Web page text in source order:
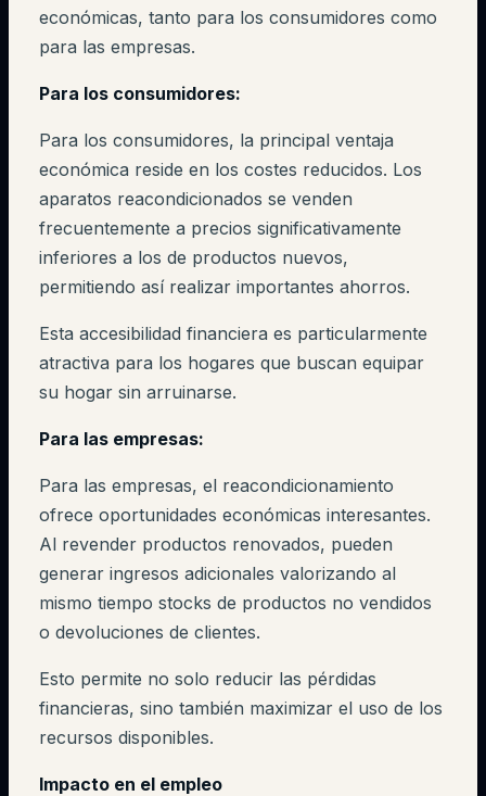
económicas, tanto para los consumidores como
para las empresas.
Para los consumidores:
Para los consumidores, la principal ventaja
económica reside en los costes reducidos. Los
aparatos reacondicionados se venden
frecuentemente a precios significativamente
inferiores a los de productos nuevos,
permitiendo así realizar importantes ahorros.
Esta accesibilidad financiera es particularmente
atractiva para los hogares que buscan equipar
su hogar sin arruinarse.
Para las empresas:
Para las empresas, el reacondicionamiento
ofrece oportunidades económicas interesantes.
Al revender productos renovados, pueden
generar ingresos adicionales valorizando al
mismo tiempo stocks de productos no vendidos
o devoluciones de clientes.
Esto permite no solo reducir las pérdidas
financieras, sino también maximizar el uso de los
recursos disponibles.
Impacto en el empleo